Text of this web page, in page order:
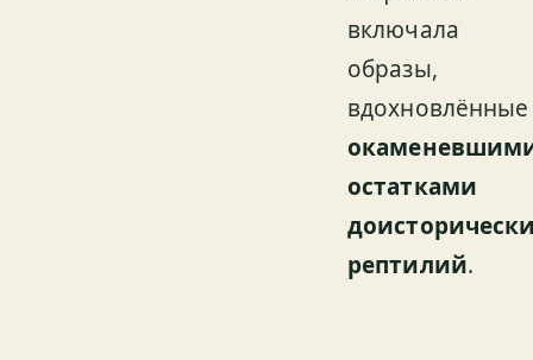
включала
образы,
вдохновлённые
остатками
рептилий.